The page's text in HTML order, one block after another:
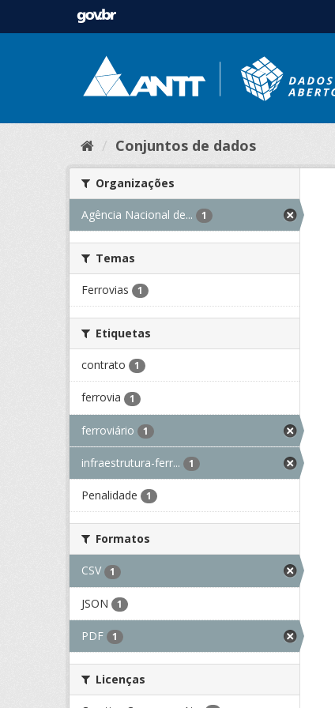
Conjuntos de dados
Organizações
Agência Nacional de... 1
Temas
Ferrovias 1
Etiquetas
contrato 1
ferrovia 1
ferroviário 1
infraestrutura-ferr... 1
Penalidade 1
Formatos
CSV 1
JSON 1
PDF 1
Licenças